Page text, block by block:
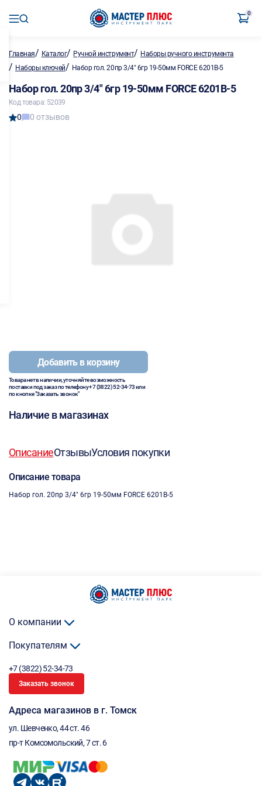
0
Главная/ Каталог/ Ручной инструмент/ Наборы ручного инструмента
/ Наборы ключей/ Набор гол. 20пр 3/4" 6гр 19-50мм FORCE 6201B-5
Набор гол. 20пр 3/4" 6гр 19-50мм FORCE 6201B-5
Код товара: 52039
0 0 отзывов
Добавить в корзину
Товара нет в наличии, уточняйте возможность
поставки под заказ по телефону+7 (3822) 52-34-73или
по кнопке "Заказать звонок"
Наличие в магазинах
ОписаниеОтзывыУсловия покупки
Описание товара
Набор гол. 20пр 3/4" 6гр 19-50мм FORCE 6201B-5
О компании
Покупателям
+7 (3822) 52-34-73
Заказать звонок
Адреса магазинов в г. Томск
ул. Шевченко, 44 ст. 46
пр-т Комсомольский, 7 ст. 6